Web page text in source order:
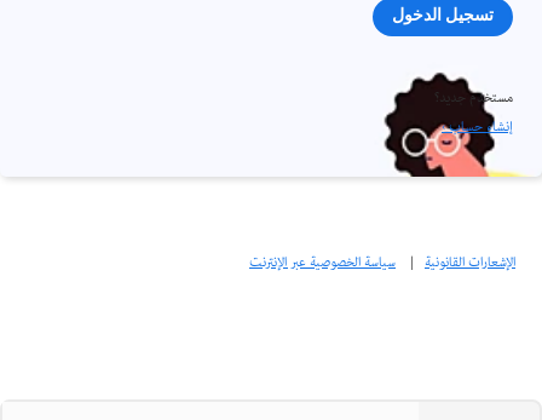
تسجيل الدخول
مستخدم جديد؟
إنشاء حساب ›
الإشعارات القانونية | سياسة الخصوصية عبر الإنترنت